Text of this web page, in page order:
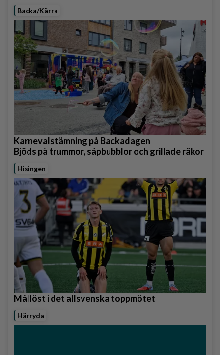
Backa/Kärra
Karnevalstämning på Backadagen
Bjöds på trummor, såpbubblor och grillade räkor
Hisingen
Mållöst i det allsvenska toppmötet
Härryda